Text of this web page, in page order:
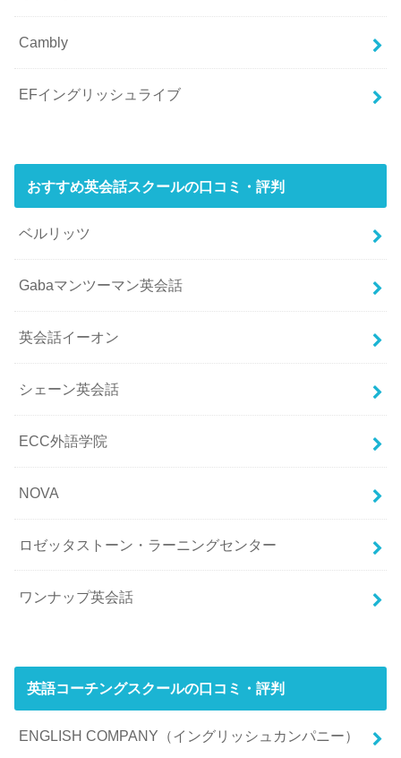
Cambly
EFイングリッシュライブ
おすすめ英会話スクールの口コミ・評判
ベルリッツ
Gabaマンツーマン英会話
英会話イーオン
シェーン英会話
ECC外語学院
NOVA
ロゼッタストーン・ラーニングセンター
ワンナップ英会話
英語コーチングスクールの口コミ・評判
ENGLISH COMPANY（イングリッシュカンパニー）